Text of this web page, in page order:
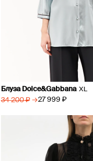
Блуза Dolce&Gabbana XL
34 200 ₽ → 27 999 ₽